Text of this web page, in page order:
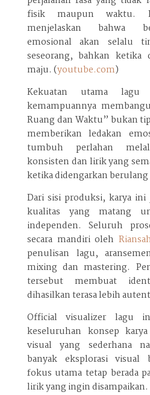
fisik maupun waktu.
menjelaskan bahwa
emosional akan selalu
seseorang, bahkan ketika
maju. (youtube.com)
Kekuatan utama
kemampuannya
Ruang dan Waktu” bukan
memberikan ledakan
tumbuh perlahan
konsisten dan lirik yang
ketika didengarkan berulang
Dari sisi produksi, karya
kualitas yang matang
independen. Seluruh
secara mandiri oleh
penulisan lagu,
mixing dan mastering.
tersebut membuat
dihasilkan terasa lebih
Official visualizer lagu
keseluruhan konsep
visual yang sederhana
banyak eksplorasi visual
fokus utama tetap berada
lirik yang ingin disampaikan.